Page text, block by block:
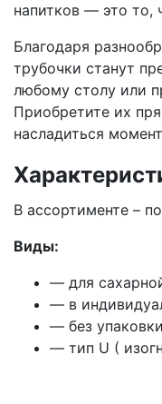
напитков — это то,
Благодаря
трубочки станут
любому столу или
Приобретите их
насладиться
В ассортименте –
Виды:
— для
— в
— без упаковки
— тип U (